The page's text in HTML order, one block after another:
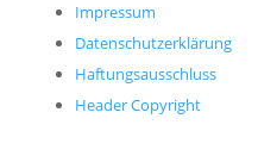
Impressum
Datenschutzerklärung
Haftungsausschluss
Header Copyright